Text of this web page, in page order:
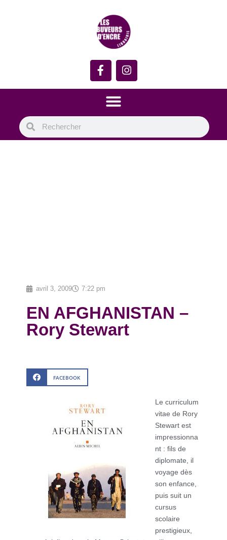
avril 3, 2009 7:22 pm
EN AFGHANISTAN –
Rory Stewart
FACEBOOK
Le curriculum
vitae de Rory
Stewart est
impressionna
nt : fils de
diplomate, il
voyage dès
son enfance,
puis suit un
cursus
scolaire
prestigieux,